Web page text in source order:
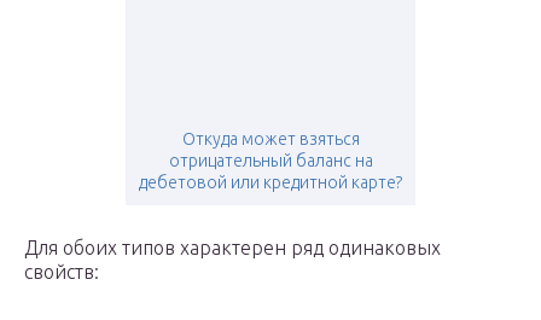
Откуда может взяться
отрицательный баланс на
дебетовой или кредитной карте?
Для обоих типов характерен ряд одинаковых
свойств: